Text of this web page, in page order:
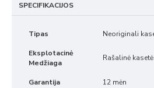
SPECIFIKACIJOS
Tipas Neoriginali
Eksplotacinė
Medžiaga
Rašalinė kasetė
Garantija 12 mėn